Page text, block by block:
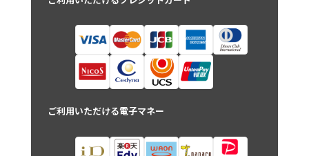
ご利用いただける電子マネー